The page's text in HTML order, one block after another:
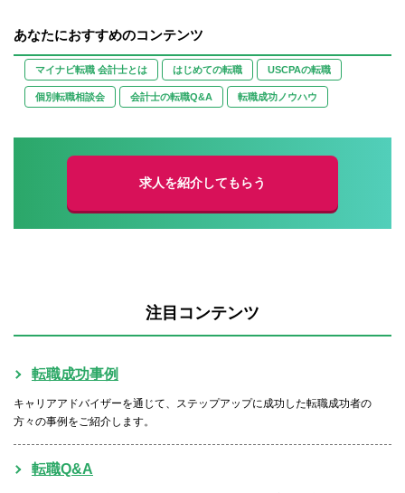
あなたにおすすめのコンテンツ
マイナビ転職 会計士とは はじめての転職 USCPAの転職
個別転職相談会 会計士の転職Q&A 転職成功ノウハウ
求人を紹介してもらう
注目コンテンツ
転職成功事例
キャリアアドバイザーを通じて、ステップアップに成功した転職成功者の
方々の事例をご紹介します。
転職Q&A